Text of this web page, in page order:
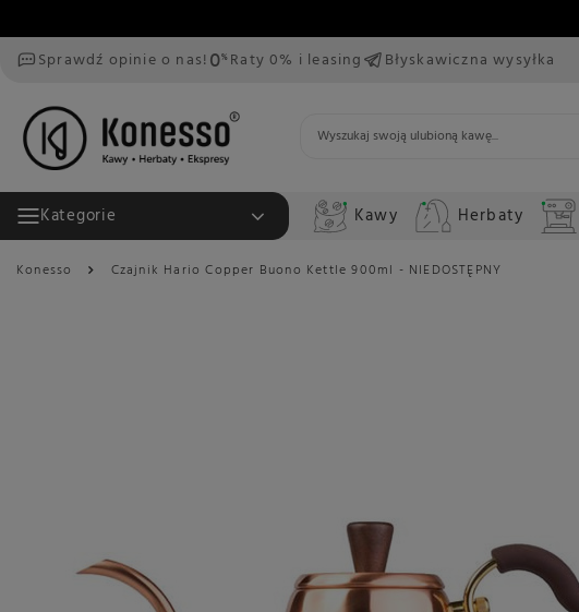
Sprawdź opinie o nas!
Raty 0% i leasing Błyskawiczna wysyłka
Kategorie Kawy Herbaty
Konesso Czajnik Hario Copper Buono Kettle 900ml - NIEDOSTĘPNY